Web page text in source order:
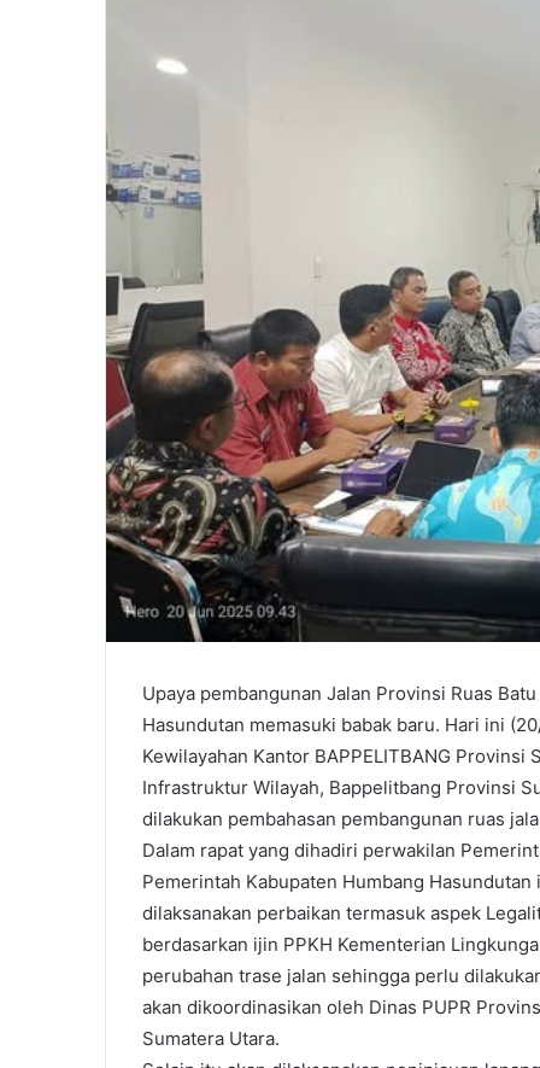
Upaya pembangunan Jalan Provinsi Ruas
Hasundutan memasuki babak baru. Hari ini
Kewilayahan Kantor BAPPELITBANG
Infrastruktur Wilayah, Bappelitbang Provinsi
dilakukan pembahasan pembangunan ruas
Dalam rapat yang dihadiri perwakilan
Pemerintah Kabupaten Humbang
dilaksanakan perbaikan termasuk aspek
berdasarkan ijin PPKH Kementerian
perubahan trase jalan sehingga perlu
akan dikoordinasikan oleh Dinas PUPR
Sumatera Utara.